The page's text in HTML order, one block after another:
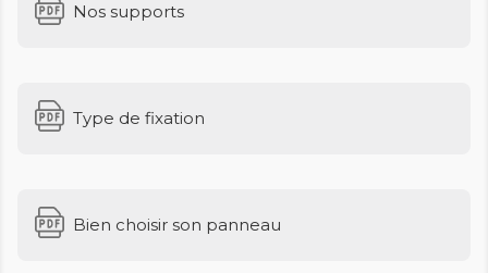
Nos supports
Type de fixation
Bien choisir son panneau